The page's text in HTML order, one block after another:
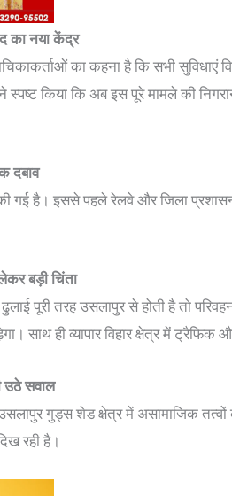
का नया केंद्र
का कहना है कि सभी सुविधाएं
किया कि अब इस पूरे मामले की
दबाव
गई है। इससे पहले रेलवे और जिला
बड़ी चिंता
पूरी तरह उसलापुर से होती है तो
साथ ही व्यापार विहार क्षेत्र में ट्रैफिक
उठे सवाल
गुड्स शेड क्षेत्र में असामाजिक तत्वों
रही है।